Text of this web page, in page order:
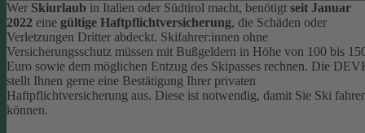
Wer Skiurlaub in Italien oder Südtirol macht, benötigt seit Januar
2022 eine gültige Haftpflichtversicherung, die Schäden oder
Verletzungen Dritter abdeckt. Skifahrer:innen ohne
Versicherungsschutz müssen mit Bußgeldern in Höhe von 100 bis
Euro sowie dem möglichen Entzug des Skipasses rechnen. Die
stellt Ihnen gerne eine Bestätigung Ihrer privaten
Haftpflichtversicherung aus. Diese ist notwendig, damit Sie Ski
können.